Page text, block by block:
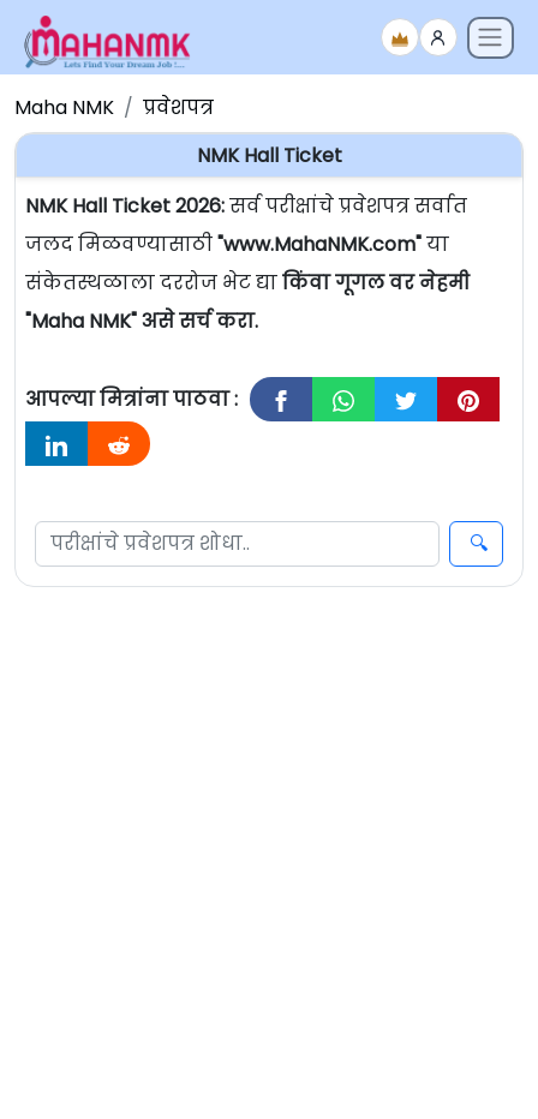
Maha NMK
प्रवेशपत्र
NMK Hall Ticket
NMK Hall Ticket 2026:सर्व परीक्षांचे प्रवेशपत्र सर्वात
जलद मिळवण्यासाठी"www.MahaNMK.com"या
संकेतस्थळाला दररोज भेट द्याकिंवा गूगल वर नेहमी
"Maha NMK" असे सर्च करा.
आपल्या मित्रांना पाठवा :